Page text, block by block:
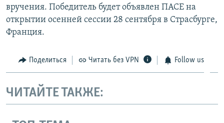
вручения. Победитель будет объявлен ПАСЕ на
открытии осенней сессии 28 сентября в Страсбурге,
Франция.
Поделиться Читать без VPN Follow us
ЧИТАЙТЕ ТАКЖЕ: